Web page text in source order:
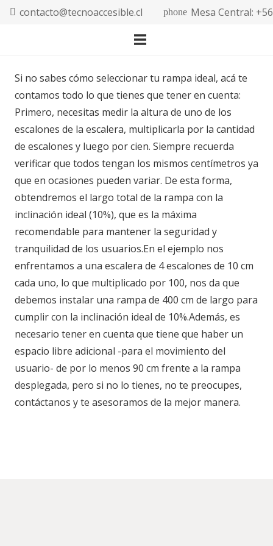
contacto@tecnoaccesible.cl phone Mesa Central:
Si no sabes cómo seleccionar tu rampa ideal, acá te
contamos todo lo que tienes que tener en cuenta:
Primero, necesitas medir la altura de uno de los
escalones de la escalera, multiplicarla por la cantidad
de escalones y luego por cien. Siempre recuerda
verificar que todos tengan los mismos centímetros ya
que en ocasiones pueden variar. De esta forma,
obtendremos el largo total de la rampa con la
inclinación ideal (10%), que es la máxima
recomendable para mantener la seguridad y
tranquilidad de los usuarios.En el ejemplo nos
enfrentamos a una escalera de 4 escalones de 10 cm
cada uno, lo que multiplicado por 100, nos da que
debemos instalar una rampa de 400 cm de largo para
cumplir con la inclinación ideal de 10%.Además, es
necesario tener en cuenta que tiene que haber un
espacio libre adicional -para el movimiento del
usuario- de por lo menos 90 cm frente a la rampa
desplegada, pero si no lo tienes, no te preocupes,
contáctanos y te asesoramos de la mejor manera.